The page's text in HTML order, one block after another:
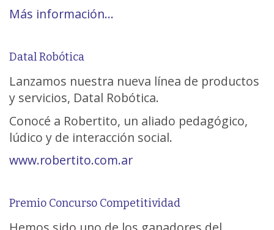
Más información…
Datal Robótica
Lanzamos nuestra nueva línea de productos
y servicios, Datal Robótica.
Conocé a Robertito, un aliado pedagógico,
lúdico y de interacción social.
www.robertito.com.ar
Premio Concurso Competitividad